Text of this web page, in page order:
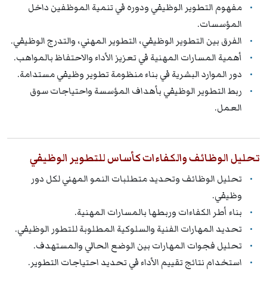
مفهوم التطوير الوظيفي ودوره في تنمية الموظفين داخل
المؤسسات.
الفرق بين التطوير الوظيفي، التطوير المهني، والتدرج الوظيفي.
أهمية المسارات المهنية في تعزيز الأداء والاحتفاظ بالمواهب.
دور الموارد البشرية في بناء منظومة تطوير وظيفي مستدامة.
ربط التطوير الوظيفي بأهداف المؤسسة واحتياجات سوق
العمل.
تحليل الوظائف والكفاءات كأساس للتطوير الوظيفي
تحليل الوظائف وتحديد متطلبات النمو المهني لكل دور
وظيفي.
بناء أطر الكفاءات وربطها بالمسارات المهنية.
تحديد المهارات الفنية والسلوكية المطلوبة للتطور الوظيفي.
تحليل فجوات المهارات بين الوضع الحالي والمستهدف.
استخدام نتائج تقييم الأداء في تحديد احتياجات التطوير.